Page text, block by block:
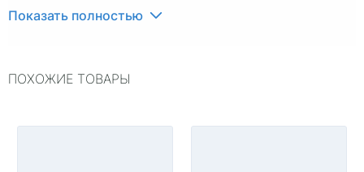
Показать полностью
ПОХОЖИЕ ТОВАРЫ